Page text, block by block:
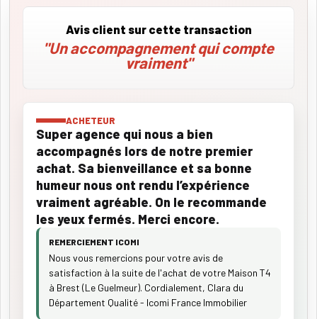
Avis client sur cette transaction
"Un accompagnement qui compte
vraiment"
ACHETEUR
Super agence qui nous a bien
accompagnés lors de notre premier
achat. Sa bienveillance et sa bonne
humeur nous ont rendu l’expérience
vraiment agréable. On le recommande
les yeux fermés. Merci encore.
REMERCIEMENT ICOMI
Nous vous remercions pour votre avis de
satisfaction à la suite de l'achat de votre Maison T4
à Brest (Le Guelmeur). Cordialement, Clara du
Département Qualité - Icomi France Immobilier